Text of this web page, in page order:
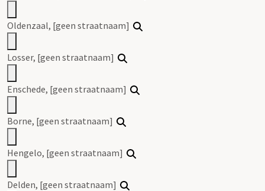
Oldenzaal, [geen straatnaam]
Losser, [geen straatnaam]
Enschede, [geen straatnaam]
Borne, [geen straatnaam]
Hengelo, [geen straatnaam]
Delden, [geen straatnaam]